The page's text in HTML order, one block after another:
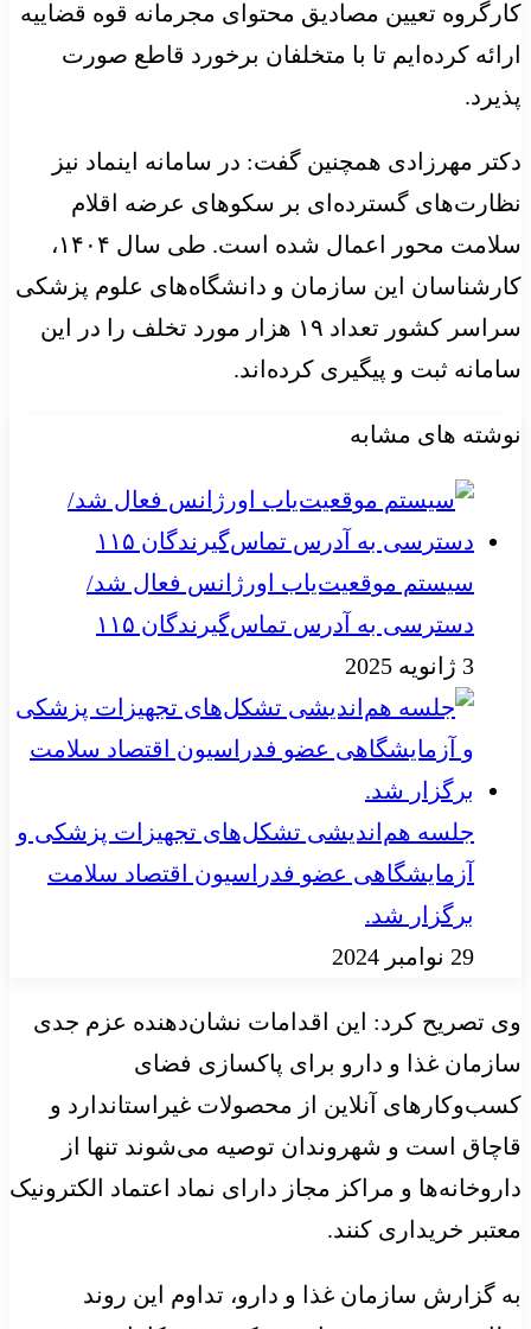
کارگروه تعیین مصادیق محتوای مجرمانه قوه قضاییه
ارائه کرده‌ایم تا با متخلفان برخورد قاطع صورت
پذیرد.
دکتر مهرزادی همچنین گفت: در سامانه اینماد نیز
نظارت‌های گسترده‌ای بر سکوهای عرضه اقلام
سلامت محور اعمال شده است. طی سال ۱۴۰۴،
کارشناسان این سازمان و دانشگاه‌های علوم پزشکی
سراسر کشور تعداد ۱۹ هزار مورد تخلف را در این
سامانه ثبت و پیگیری کرده‌اند.
نوشته های مشابه
سیستم موقعیت‌یاب اورژانس فعال شد/
دسترسی به آدرس تماس‌گیرندگان ۱۱۵
3 ژانویه 2025
جلسه هم‌اندیشی تشکل‌های تجهیزات پزشکی و
آزمایشگاهی عضو فدراسیون اقتصاد سلامت
برگزار شد.
29 نوامبر 2024
وی تصریح کرد: این اقدامات نشان‌دهنده عزم جدی
سازمان غذا و دارو برای پاکسازی فضای
کسب‌وکارهای آنلاین از محصولات غیراستاندارد و
قاچاق است و شهروندان توصیه می‌شوند تنها از
داروخانه‌ها و مراکز مجاز دارای نماد اعتماد الکترونیک
معتبر خریداری کنند.
به گزارش سازمان غذا و دارو، تداوم این روند